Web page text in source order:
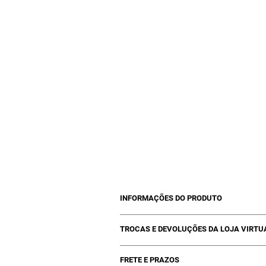
INFORMAÇÕES DO PRODUTO
TROCAS E DEVOLUÇÕES DA LOJA
qualidade do produto, entre em
FRETE E PRAZOS